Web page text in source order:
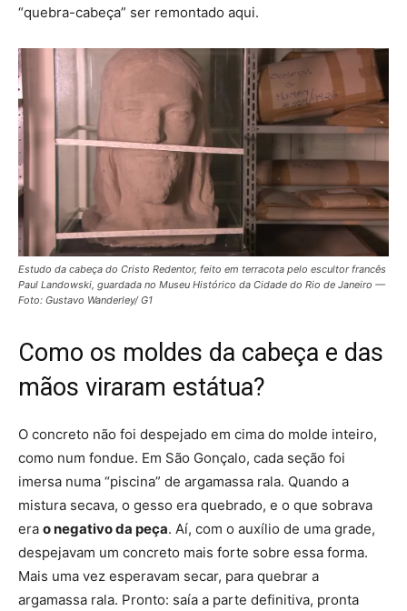
“quebra-cabeça” ser remontado aqui.
Estudo da cabeça do Cristo Redentor, feito em terracota pelo escultor francês
Paul Landowski, guardada no Museu Histórico da Cidade do Rio de Janeiro —
Foto: Gustavo Wanderley/ G1
Como os moldes da cabeça e das
mãos viraram estátua?
O concreto não foi despejado em cima do molde inteiro,
como num fondue. Em São Gonçalo, cada seção foi
imersa numa “piscina” de argamassa rala. Quando a
mistura secava, o gesso era quebrado, e o que sobrava
era o negativo da peça. Aí, com o auxílio de uma grade,
despejavam um concreto mais forte sobre essa forma.
Mais uma vez esperavam secar, para quebrar a
argamassa rala. Pronto: saía a parte definitiva, pronta